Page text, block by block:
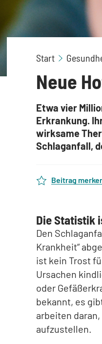
Start
Neue
Etwa vier
Erkrankung.
wirksame
Schlaganfall,
Beitrag
Die Statistik
Den
Krankheit“
ist kein Trost
Ursachen
oder
bekannt, es
arbeiten
aufzustellen.